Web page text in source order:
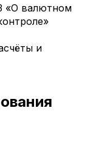
«О валютном
и